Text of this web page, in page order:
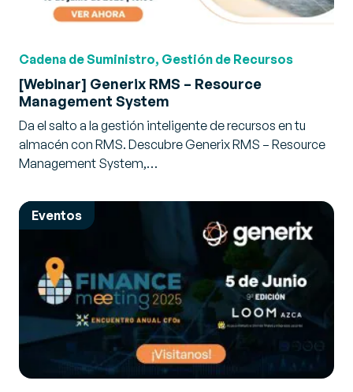
Cadena de Suministro, Gestión de Recursos
[Webinar] Generix RMS – Resource
Management System
Da el salto a la gestión inteligente de recursos en tu
almacén con RMS. Descubre Generix RMS – Resource
Management System,…
Eventos